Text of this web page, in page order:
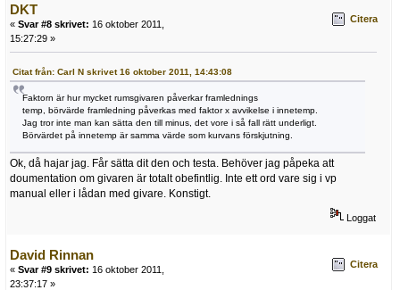
DKT
« Svar #8 skrivet: 16 oktober 2011,
15:27:29 »
Citera
Citat från: Carl N skrivet 16 oktober 2011, 14:43:08
Faktorn är hur mycket rumsgivaren påverkar framlednings
temp, börvärde framledning påverkas med faktor x avvikelse i innetemp.
Jag tror inte man kan sätta den till minus, det vore i så fall rätt underligt.
Börvärdet på innetemp är samma värde som kurvans förskjutning.
Ok, då hajar jag. Får sätta dit den och testa. Behöver jag påpeka att
doumentation om givaren är totalt obefintlig. Inte ett ord vare sig i vp
manual eller i lådan med givare. Konstigt.
Loggat
David Rinnan
« Svar #9 skrivet: 16 oktober 2011,
23:37:17 »
Citera